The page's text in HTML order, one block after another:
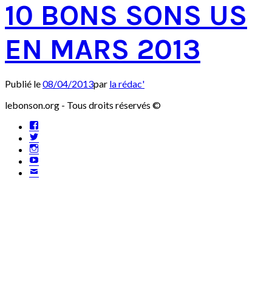
10 BONS SONS US
EN MARS 2013
Publié le08/04/2013par la rédac'
lebonson.org - Tous droits réservés ©